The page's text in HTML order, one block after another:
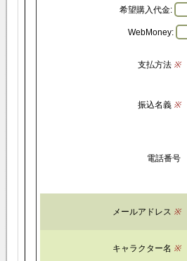
希望購入代金:
WebMoney:
支払方法※
振込名義※
電話番号
メールアドレス ※
キャラクター名 ※